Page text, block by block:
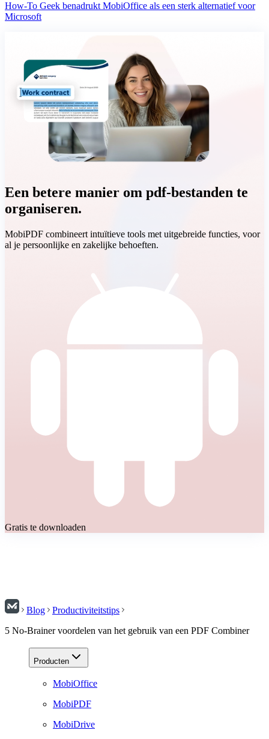
How-To Geek benadrukt MobiOffice als een sterk alternatief voor
Microsoft
Een betere manier om pdf-bestanden te
organiseren.
MobiPDF combineert intuïtieve tools met uitgebreide functies, voor
al je persoonlijke en zakelijke behoeften.
Gratis te downloaden
Blog
Productiviteitstips
5 No-Brainer voordelen van het gebruik van een PDF Combiner
Producten
MobiOffice
MobiPDF
MobiDrive